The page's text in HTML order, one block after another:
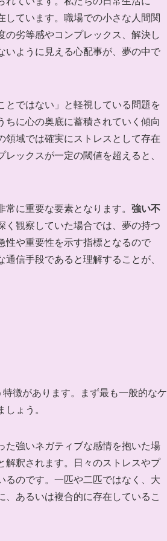
しています。職場での小さな人間関
劣等感やコンプレックス、解決し
いように見える心配事が、夢の中で
とではない」と軽視している問題を
に心の奥底に蓄積されていく傾向
領域では確実にストレスとして存在
ックスが一定の閾値を超えると、
に重要な要素となります。 強い不
く観察していた場合では、夢の持つ
性や重要性を示す指標となるので
信手段であると理解することが、
特徴があります。まず最も一般的なケ
ょう。
た強いネガティブな感情を抱いた場
解釈されます。日々のストレスやプ
るのです。一匹や二匹ではなく、大
あるいは複合的に存在しているこ